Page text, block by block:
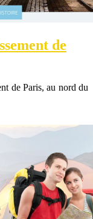
de
de Paris, au nord du